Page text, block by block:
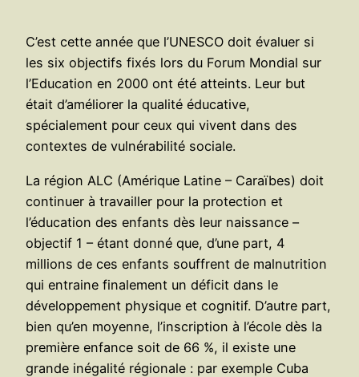
C’est cette année que l’UNESCO doit évaluer si
les six objectifs fixés lors du Forum Mondial sur
l’Education en 2000 ont été atteints. Leur but
était d’améliorer la qualité éducative,
spécialement pour ceux qui vivent dans des
contextes de vulnérabilité sociale.
La région ALC (Amérique Latine – Caraïbes) doit
continuer à travailler pour la protection et
l’éducation des enfants dès leur naissance –
objectif 1 – étant donné que, d’une part, 4
millions de ces enfants souffrent de malnutrition
qui entraine finalement un déficit dans le
développement physique et cognitif. D’autre part,
bien qu’en moyenne, l’inscription à l’école dès la
première enfance soit de 66 %, il existe une
grande inégalité régionale : par exemple Cuba